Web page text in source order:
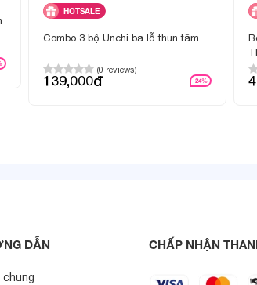
HOTSALE
Combo 3 bộ Unchi ba lỗ thun tăm
(0 reviews)
139,000đ -24%
DẪN
chung
CHẤP NHẬN